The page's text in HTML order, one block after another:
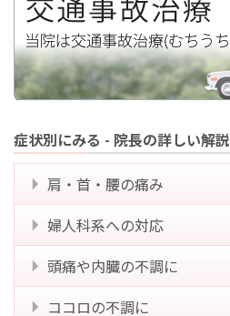
症状別にみる - 院長の詳しい解説
肩・首・腰の痛み
婦人科系への対応
頭痛や内臓の不調に
ココロの不調に